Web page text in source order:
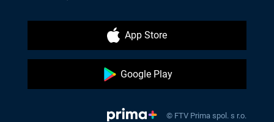
App Store
Google Play
© FTV Prima spol. s r.o.